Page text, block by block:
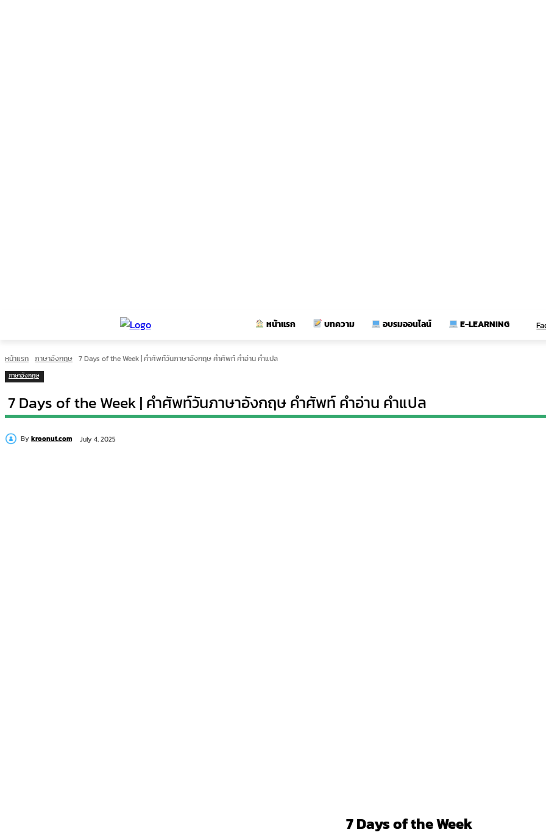
หน้าแรก บทความ อบรมออนไลน์ E-LEARNING
หน้าแรก ภาษาอังกฤษ 7 Days of the Week | คำศัพท์วันภาษาอังกฤษ คำศัพท์ คำอ่าน คำแปล
ภาษาอังกฤษ
7 Days of the Week | คำศัพท์วันภาษาอังกฤษ คำศัพท์ คำอ่าน คำแปล
Bykroonut.com July 4, 2025
7 Days of the Week